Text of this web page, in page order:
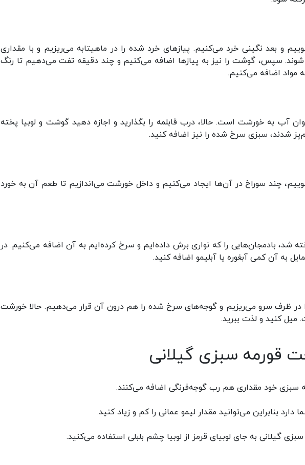
و بعد نگینی خرد می‌کنیم. پیازهای خرد شده را در ماهیتابه می‌ریزیم و با مقداری
سپس، گوشت را نیز به پیازها اضافه می‌کنیم و چند دقیقه تفت می‌دهیم تا رنگ
مواد اضافه می‌کنیم.
موقع اضافه کردن لوبیا و 4 لیوان آب به خورشت است. حالا، درب قابلمه را بگذارید و اجازه دهید گوشت و لوبیا پخته
شدند، سبزی سرخ شده را نیز اضافه کنید.
چند سوراخ در آن‌ها ایجاد می‌کنیم و داخل خورشت می‌اندازیم تا طعم آن به خورد
شد، بادمجان‌هایی را که نواری برش داده‌ایم و سرخ کرده‌ایم به آن اضافه می‌کنیم. در
به آن کمی آبغوره یا آبلیمو اضافه کنید.
در ظرف سرو می‌ریزیم و گوجه‌های سرخ شده را هم درون آن قرار می‌دهیم. حالا خورشت
میل کنید و لذت ببرید.
قورمه سبزی گیلانی
سبزی خود مقداری هم رب گوجه‌فرنگی اضافه می‌کنند.
بنابراین می‌توانید مقدار لیمو عمانی را کم و زیاد کنید.
گیلانی به جای لوبیای قرمز از لوبیا چشم بلبلی استفاده می‌کنید.